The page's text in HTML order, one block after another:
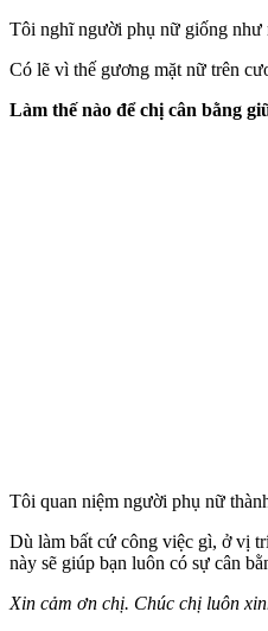
Tôi nghĩ người phụ nữ giống như
Có lẽ vì thế gương mặt nữ trên
Làm thế nào để chị cân bằng
Tôi quan niệm người phụ nữ
Dù làm bất cứ công việc gì, ở vị
này sẽ giúp bạn luôn có sự cân
Xin cảm ơn chị. Chúc chị luôn